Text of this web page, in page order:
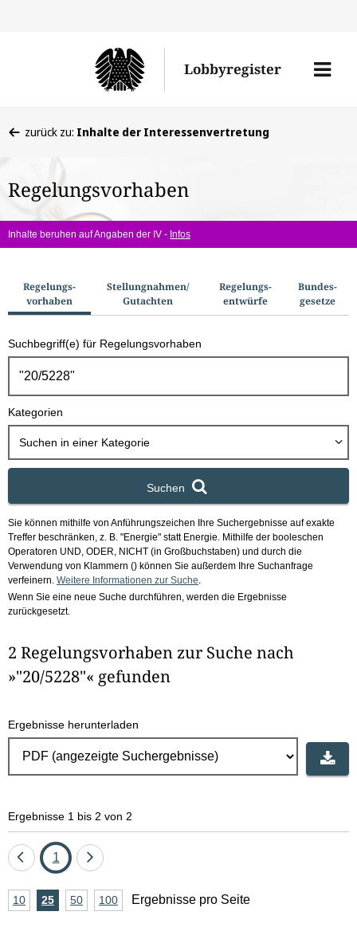
den
Lobbyregister
Menü
befinden
hier:
zurück zu: Inhalte der Interessenvertretung
Regelungsvorhaben
Inhalte beruhen auf Angaben der IV - Infos
u
c
h
o
Regelungs­
vorhaben
Stellungnahmen/​
Gutachten
Regelungs­
entwürfe
Bundes­
gesetze
Suchbegriff(e) für Regelungsvorhaben
Kategorien
Suchen in einer Kategorie
Suchen
Sie können mithilfe von Anführungszeichen Ihre Suchergebnisse auf exakte
Treffer beschränken, z. B. "Energie" statt Energie. Mithilfe der booleschen
Operatoren UND, ODER, NICHT (in Großbuchstaben) und durch die
Verwendung von Klammern () können Sie außerdem Ihre Suchanfrage
verfeinern. Weitere Informationen zur Suche
Wenn Sie eine neue Suche durchführen, werden die Ergebnisse
zurückgesetzt.
2 Regelungsvorhaben zur Suche nach
»"20/5228"« gefunden
Ergebnisse herunterladen
Ergebnisse 1 bis 2 von 2
Eine
zurück
Seite
1
Eine
vor
A10Ergebnisse
25Ergebnisse
50Ergebnisse
100Ergebnisse
Ergebnisse pro Seite